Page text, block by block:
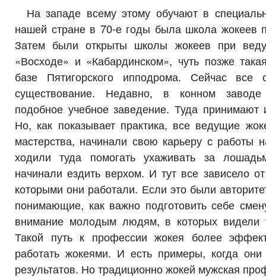
На западе всему этому обучают в
нашей стране в 70-е годы была школа жокеев
Затем были открыты школы жокеев при
«Восходе» и «Кабардинском», чуть позже
базе Пятигорского ипподрома. Сейчас все
существование. Недавно, в конном заводе
подобное учебное заведение. Туда
Но, как показывает практика, все ведущие
мастерства, начинали свою карьеру с работы
ходили туда помогать ухаживать за
начинали ездить верхом. И тут все зависело
которыми они работали. Если это были
понимающие, как важно подготовить себе
внимание молодым людям, в которых видели
Такой путь к профессии жокея более
работать жокеями. И есть примеры, когда
результатов. Но традиционно жокей мужская